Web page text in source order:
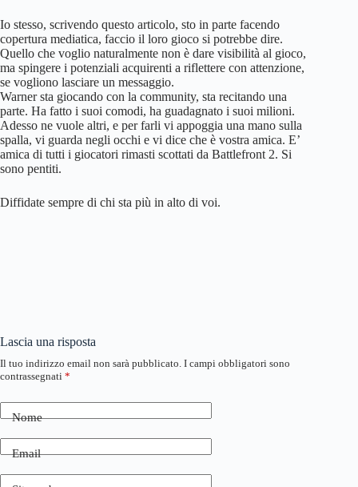
Io stesso, scrivendo questo articolo, sto in parte facendo
copertura mediatica, faccio il loro gioco si potrebbe dire.
Quello che voglio naturalmente non è dare visibilità al gioco,
ma spingere i potenziali acquirenti a riflettere con attenzione,
se vogliono lasciare un messaggio.
Warner sta giocando con la community, sta recitando una
parte. Ha fatto i suoi comodi, ha guadagnato i suoi milioni.
Adesso ne vuole altri, e per farli vi appoggia una mano sulla
spalla, vi guarda negli occhi e vi dice che è vostra amica. E’
amica di tutti i giocatori rimasti scottati da Battlefront 2. Si
sono pentiti.
Diffidate sempre di chi sta più in alto di voi.
Lascia una risposta
Il tuo indirizzo email non sarà pubblicato. I campi obbligatori sono
contrassegnati *
Nome
Email